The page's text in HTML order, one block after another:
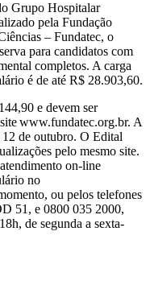
Grupo Hospitalar
pela Fundação
– Fundatec, o
para candidatos com
completos. A carga
é de até R$ 28.903,60.
e devem ser
www.fundatec.org.br. A
12 de outubro. O Edital
pelo mesmo site.
on-line
no
ou pelos telefones
51, e 0800 035 2000,
de segunda a sexta-